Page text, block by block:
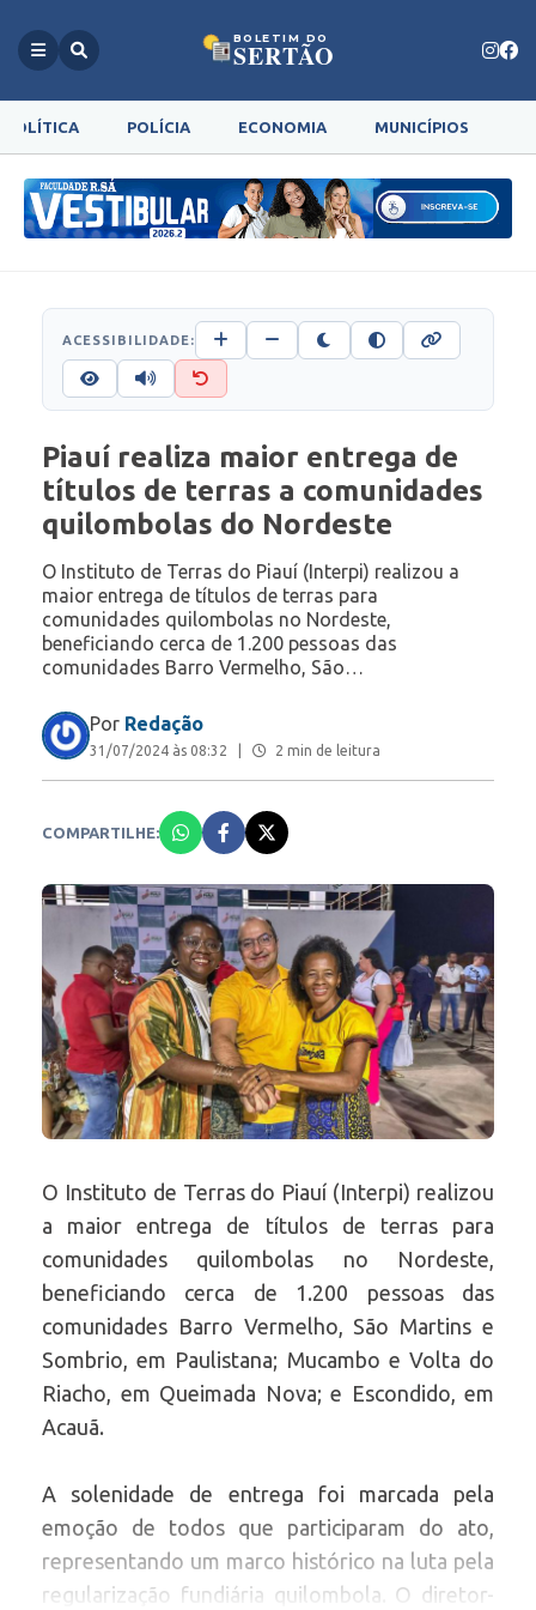
BOLETIM DO
SERTÃO
POLÍTICA POLÍCIA ECONOMIA MUNICÍPIOS
ACESSIBILIDADE:
Piauí realiza maior entrega de
títulos de terras a comunidades
quilombolas do Nordeste
O Instituto de Terras do Piauí (Interpi) realizou a
maior entrega de títulos de terras para
comunidades quilombolas no Nordeste,
beneficiando cerca de 1.200 pessoas das
comunidades Barro Vermelho, São…
Por Redação
31/07/2024 às 08:32 2 min de leitura
COMPARTILHE:
O Instituto de Terras do Piauí (Interpi) realizou
a maior entrega de títulos de terras para
comunidades quilombolas no Nordeste,
beneficiando cerca de 1.200 pessoas das
comunidades Barro Vermelho, São Martins e
Sombrio, em Paulistana; Mucambo e Volta do
Riacho, em Queimada Nova; e Escondido, em
Acauã.
A solenidade de entrega foi marcada pela
emoção de todos que participaram do ato,
representando um marco histórico na luta pela
regularização fundiária quilombola. O diretor-